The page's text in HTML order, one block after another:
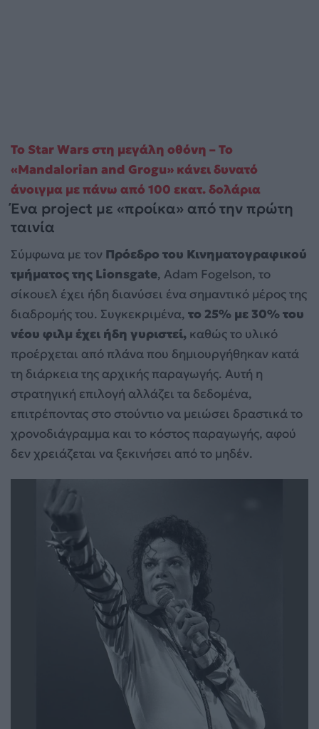
Το Star Wars στη μεγάλη οθόνη – Το
«Mandalorian and Grogu» κάνει δυνατό
άνοιγμα με πάνω από 100 εκατ. δολάρια
Ένα project με «προίκα» από την πρώτη
ταινία
Σύμφωνα με τον Πρόεδρο του Κινηματογραφικού
τμήματος της Lionsgate, Adam Fogelson, το
σίκουελ έχει ήδη διανύσει ένα σημαντικό μέρος της
διαδρομής του. Συγκεκριμένα, το 25% με 30% του
νέου φιλμ έχει ήδη γυριστεί, καθώς το υλικό
προέρχεται από πλάνα που δημιουργήθηκαν κατά
τη διάρκεια της αρχικής παραγωγής. Αυτή η
στρατηγική επιλογή αλλάζει τα δεδομένα,
επιτρέποντας στο στούντιο να μειώσει δραστικά το
χρονοδιάγραμμα και το κόστος παραγωγής, αφού
δεν χρειάζεται να ξεκινήσει από το μηδέν.